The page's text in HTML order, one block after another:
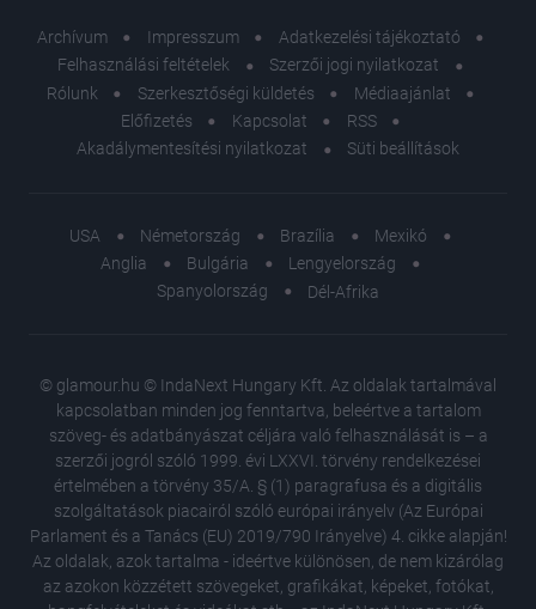
Archívum Impresszum
Adatkezelési tájékoztató
Felhasználási feltételek
Szerzői jogi nyilatkozat
Rólunk
Szerkesztőségi küldetés
Médiaajánlat
Előfizetés
Kapcsolat
RSS
Akadálymentesítési nyilatkozat
Süti beállítások
USA Németország Brazília
Mexikó
Anglia
Bulgária
Lengyelország
Spanyolország
Dél-Afrika
© glamour.hu © IndaNext Hungary Kft. Az oldalak tartalmával
kapcsolatban minden jog fenntartva, beleértve a tartalom
szöveg- és adatbányászat céljára való felhasználását is – a
szerzői jogról szóló 1999. évi LXXVI. törvény rendelkezései
értelmében a törvény 35/A. § (1) paragrafusa és a digitális
szolgáltatások piacairól szóló európai irányelv (Az Európai
Parlament és a Tanács (EU) 2019/790 Irányelve) 4. cikke alapján!
Az oldalak, azok tartalma - ideértve különösen, de nem kizárólag
az azokon közzétett szövegeket, grafikákat, képeket, fotókat,